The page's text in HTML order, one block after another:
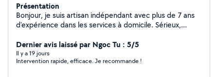
Présentation
Bonjour, je suis artisan indépendant avec plus de 7 ans
d'expérience dans les services à domicile. Sérieux,
qualité sur Paris et en Île-de-France. Mes prestations : *
Montage de meubles (IKEA et toutes marques) *
Fixation de TV au mur * Pose de tringles à rideaux,
Dernier avis laissé par Ngoc Tu : 5/5
Il y a 19 jours
Intervention rapide, efficace. Je recommande !